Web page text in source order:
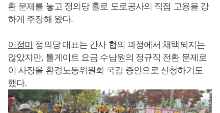
환 문제를 놓고 정의당 홀로 도로공사의 직접 고용을 강
하게 주장해 왔다.
이정미 정의당 대표는 간사 협의 과정에서 채택되지는
않았지만, 톨게이트 요금 수납원의 정규직 전환 문제로
이 사장을 환경노동위원회 국감 증인으로 신청하기도
했다.